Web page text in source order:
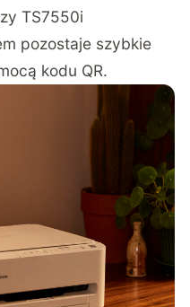
TS7550i
pozostaje szybkie
kodu QR.